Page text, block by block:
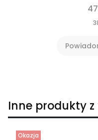
Inne produkty
Okazja